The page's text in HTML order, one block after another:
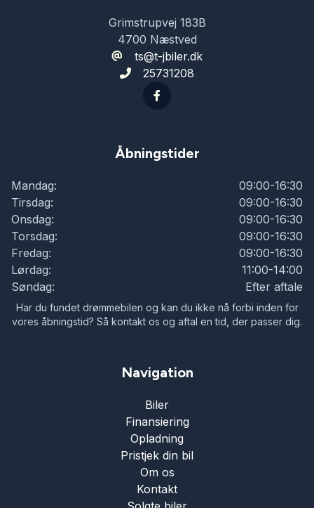
Grimstrupvej 183B
4700 Næstved
ts@t-jbiler.dk
25731208
Åbningstider
Mandag:
09:00-16:30
Tirsdag:
09:00-16:30
Onsdag:
09:00-16:30
Torsdag:
09:00-16:30
Fredag:
09:00-16:30
Lørdag:
11:00-14:00
Søndag:
Efter aftale
Har du fundet drømmebilen og kan du ikke nå forbi inden for
vores åbningstid? Så kontakt os og aftal en tid, der passer dig.
Navigation
Biler
Finansiering
Opladning
Pristjek din bil
Om os
Kontakt